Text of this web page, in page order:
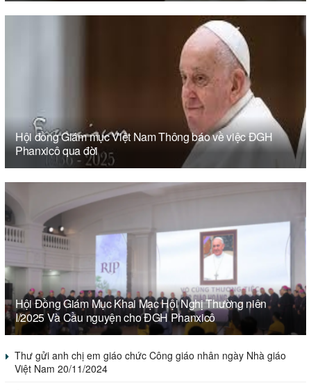
Hội đồng Giám mục Việt Nam Thông báo về việc ĐGH
Phanxicô qua đời
Hội Đồng Giám Mục Khai Mạc Hội Nghị Thường niên
I/2025 Và Cầu nguyện cho ĐGH Phanxicô
Thư gửi anh chị em giáo chức Công giáo nhân ngày Nhà giáo
Việt Nam 20/11/2024